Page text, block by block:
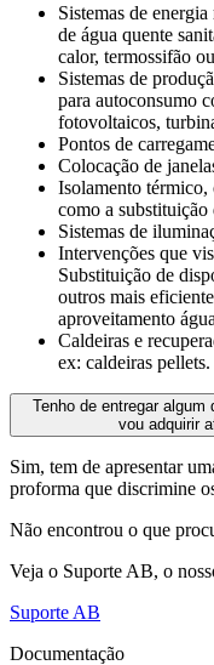
Sistemas de
de água quente
calor, termossifão
Sistemas de
para autoconsumo
fotovoltaicos,
Pontos de
Colocação de
Isolamento térmico,
como a substituição
Sistemas de
Intervenções que
Substituição de
outros mais
aproveitamento
Caldeiras e
ex: caldeiras pellets.
Tenho de entregar
vou adquirir
Sim, tem de apresentar
proforma que discrimine
Não encontrou o que
Veja o Suporte AB, o
Suporte AB
Documentação